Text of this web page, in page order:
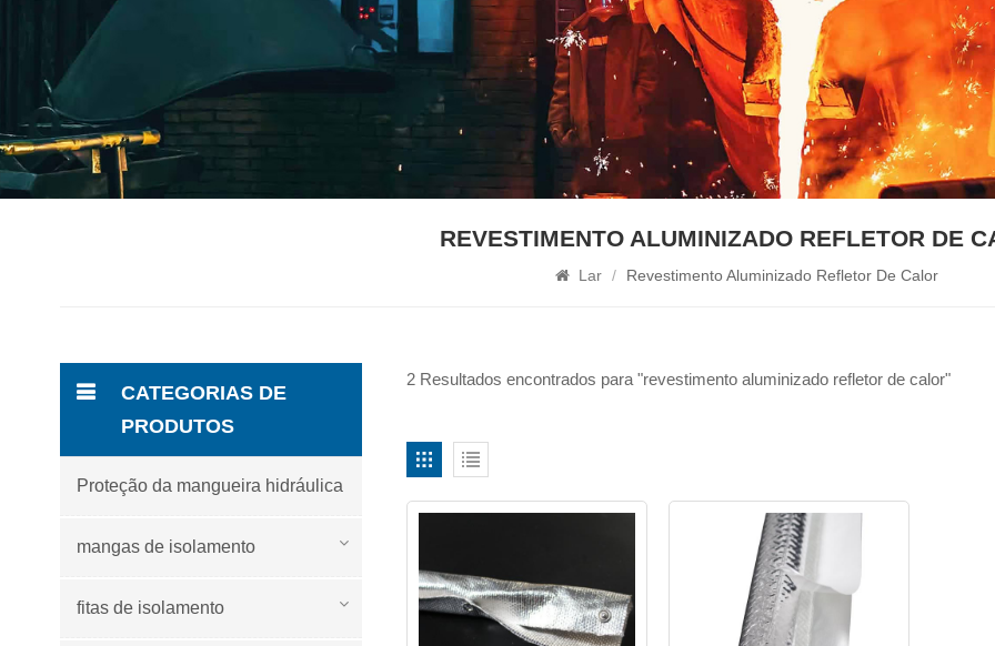
REVESTIMENTO ALUMINIZADO REFLETOR DE
Lar / Revestimento Aluminizado Refletor De Calor
2 Resultados encontrados para "revestimento aluminizado refletor de calor"
CATEGORIAS DE
PRODUTOS
Proteção da mangueira hidráulica
mangas de isolamento
fitas de isolamento